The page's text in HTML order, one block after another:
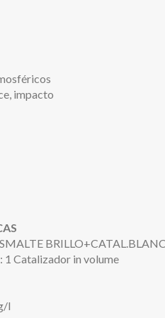
impacto
1 Catalizador in volume
l